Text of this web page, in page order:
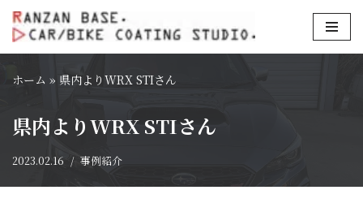
コ
テ
ツ
ス
キ
ホーム » 県内よりWRX STIさん
県内よりWRX STIさん
2023.02.16 事例紹介